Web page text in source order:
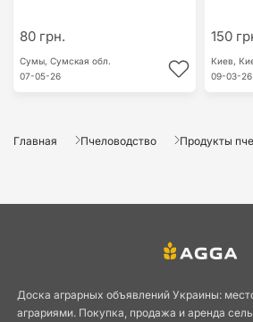
80 грн.
Сумы, Сумская обл.
07-05-26
150
Киев,
09-03-26
Главная Пчеловодство Продукты
Доска аграрных объявлений Украины:
аграриями. Покупка, продажа и аренда